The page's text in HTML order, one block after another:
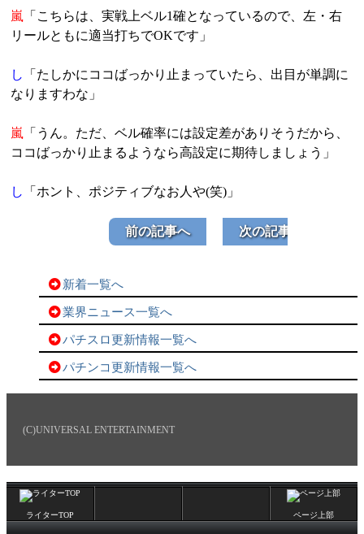
嵐
「こちらは、実戦上ベル1確となっているので、左・右
リールともに適当打ちでOKです」
し
「たしかにココばっかり止まっていたら、出目が単調に
なりますわな」
嵐
「うん。ただ、ベル確率には設定差がありそうだから、
ココばっかり止まるようなら高設定に期待しましょう」
し 「ホント、ポジティブなお人や(笑)」
前の記事へ 次の記事へ
新着一覧へ
業界ニュース一覧へ
パチスロ更新情報一覧へ
パチンコ更新情報一覧へ
(C)UNIVERSAL ENTERTAINMENT
ライターTOP ページ上部